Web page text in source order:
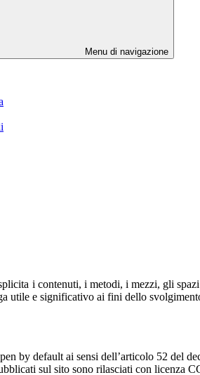
Menu di navigazione
i contenuti, i metodi, i mezzi, gli
utile e significativo ai fini dello
by default ai sensi dell’articolo 52 del
sul sito sono rilasciati con licenza